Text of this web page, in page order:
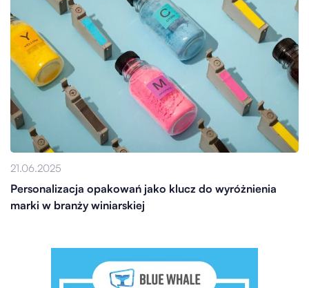
21.06.2025
Personalizacja opakowań jako klucz do wyróżnienia
marki w branży winiarskiej